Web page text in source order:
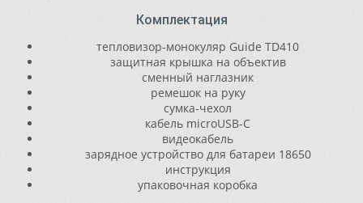
Комплектация
тепловизор-монокуляр Guide TD410
защитная крышка на объектив
сменный наглазник
ремешок на руку
сумка-чехол
кабель microUSB-C
видеокабель
зарядное устройство для батареи 18650
инструкция
упаковочная коробка